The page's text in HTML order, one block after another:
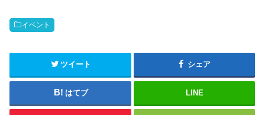
イベント
ツイート シェア
はてブ LINE